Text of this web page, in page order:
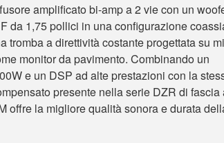
amplificato bi-amp a 2 vie con un
da 1,75 pollici in una configurazione
tromba a direttività costante progettata su
monitor da pavimento. Combinando un
e un DSP ad alte prestazioni con la
presente nella serie DZR di fascia
offre la migliore qualità sonora e durata